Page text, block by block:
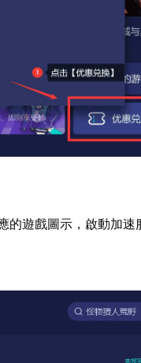
的遊戲圖示，啟動加速